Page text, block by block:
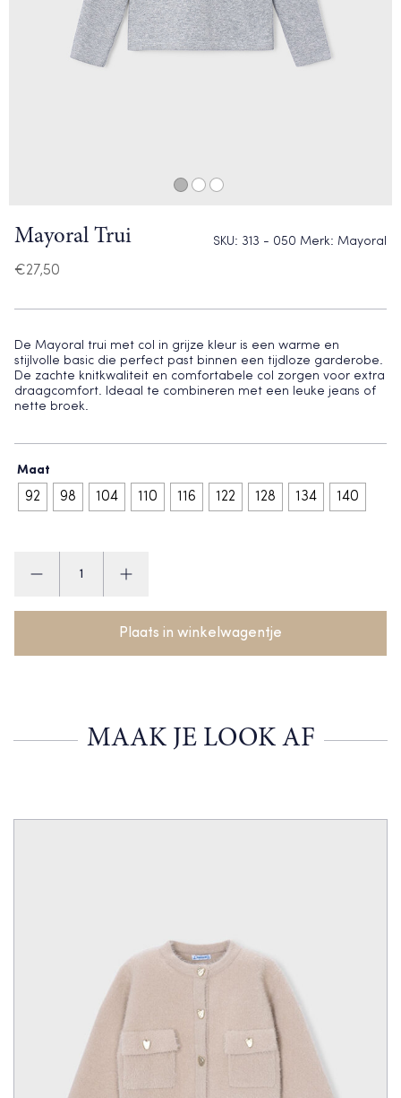
Mayoral Trui SKU: 313 - 050 Merk: Mayoral
€27,50
De Mayoral trui met col in grijze kleur is een warme en
stijlvolle basic die perfect past binnen een tijdloze garderobe.
De zachte knitkwaliteit en comfortabele col zorgen voor extra
draagcomfort. Ideaal te combineren met een leuke jeans of
nette broek.
Maat
92 98 104 110 116 122 128 134 140
Plaats in winkelwagentje
MAAK JE LOOK AF